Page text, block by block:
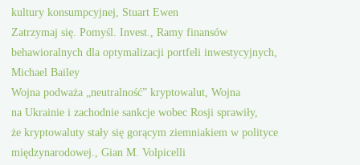
kultury konsumpcyjnej, Stuart Ewen
Zatrzymaj się. Pomyśl. Invest., Ramy finansów
behawioralnych dla optymalizacji portfeli inwestycyjnych,
Michael Bailey
Wojna podważa „neutralność” kryptowalut, Wojna
na Ukrainie i zachodnie sankcje wobec Rosji sprawiły,
że kryptowaluty stały się gorącym ziemniakiem w polityce
międzynarodowej., Gian M. Volpicelli